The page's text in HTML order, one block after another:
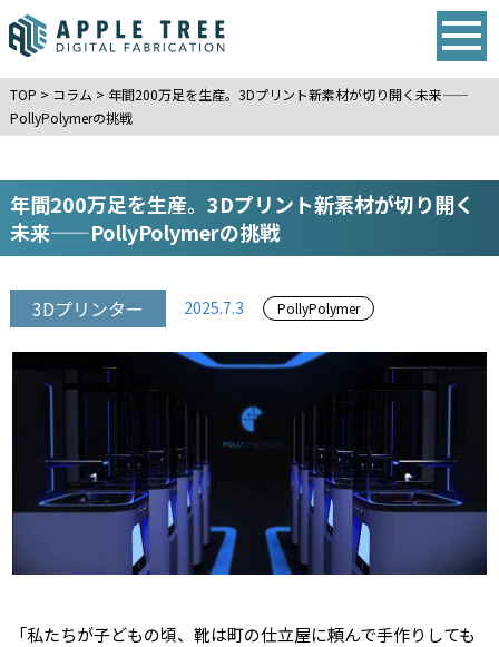
TOP > コラム > 年間200万足を生産。3Dプリント新素材が切り開く未来——
PollyPolymerの挑戦
年間200万足を生産。3Dプリント新素材が切り開く
未来——PollyPolymerの挑戦
3Dプリンター 2025.7.3 PollyPolymer
「私たちが子どもの頃、靴は町の仕立屋に頼んで手作りしても